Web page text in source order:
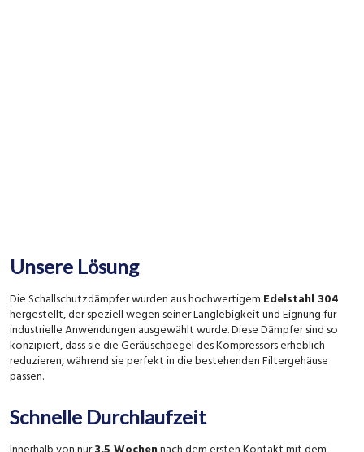
Unsere Lösung
Die Schallschutzdämpfer wurden aus hochwertigem Edelstahl 304
hergestellt, der speziell wegen seiner Langlebigkeit und Eignung für
industrielle Anwendungen ausgewählt wurde. Diese Dämpfer sind so
konzipiert, dass sie die Geräuschpegel des Kompressors erheblich
reduzieren, während sie perfekt in die bestehenden Filtergehäuse
passen.
Schnelle Durchlaufzeit